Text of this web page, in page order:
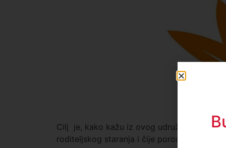
Cilj je, kako kažu iz ovog udruženja, da
roditeljskog staranja i čije porodice žive u